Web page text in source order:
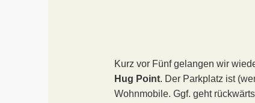
Kurz vor Fünf gelangen wir
Hug Point. Der Parkplatz ist
Wohnmobile. Ggf. geht